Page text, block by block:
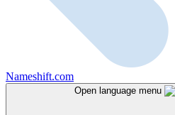
Nameshift.com
Open language menu